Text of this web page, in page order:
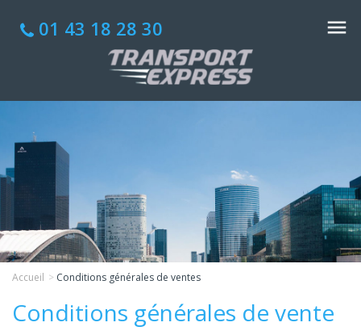
01 43 18 28 30
Accueil Conditions générales de ventes
Conditions générales de vente